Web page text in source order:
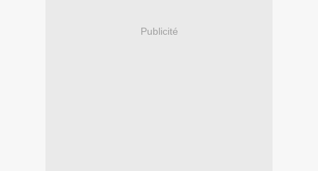
Publicité